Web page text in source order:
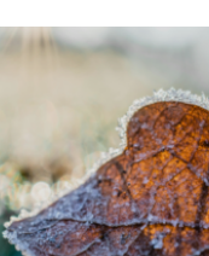
Підтримати dyvys.info